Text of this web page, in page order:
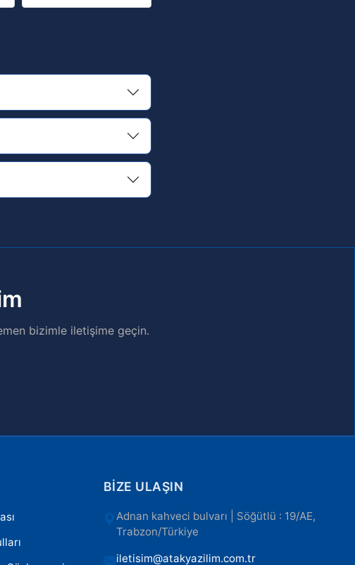
bizimle iletişime geçin.
BIZE ULAŞIN
Adnan kahveci bulvarı | Söğütlü : 19/AE,
Trabzon/Türkiye
iletisim@atakyazilim.com.tr